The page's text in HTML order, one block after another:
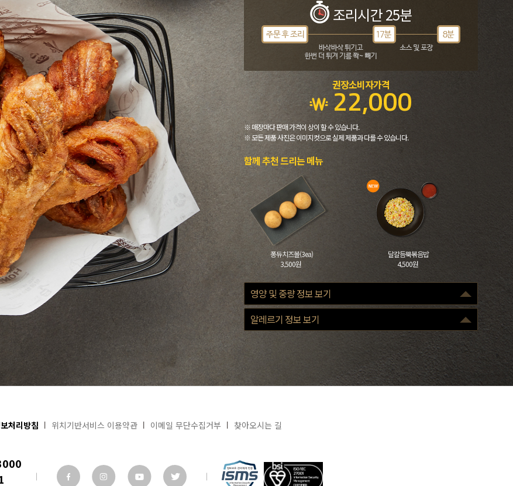
조리시간 25분
권장소비자가격
22,000
※ 매장마다 판매 가격이 상이 할 수 있습니다.
※ 모든 제품 사진은 이미지컷으로 실제 제품과 다를 수 있습니다.
함께 추천 드리는 메뉴
퐁듀치즈볼(3ea)
3,500원
달걀듬뿍볶음밥
4,500원
영양 및 중량 정보 보기
구분
100g
열량(Kcal)
2
2.3
나트륨(mg)
399
※ 표기 중량은 조리 전 원료육 기준으로, 손질 및 조리 과정에 따라 실제 제공
알레르기 정보 보기
처리방침 위치기반서비스 이용약관 이메일 무단수집거부 찾아오시는 길